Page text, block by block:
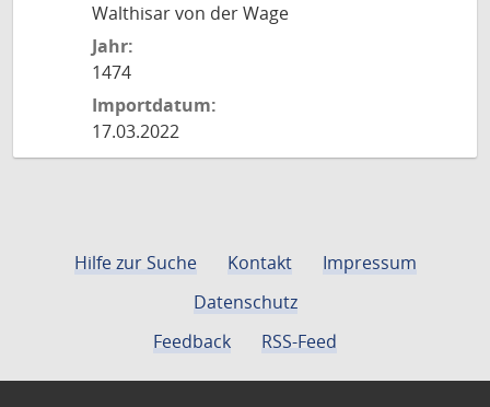
Walthisar von der Wage
Jahr:
1474
Importdatum:
17.03.2022
Hilfe zur Suche Kontakt
Impressum
Datenschutz
Feedback
RSS-Feed